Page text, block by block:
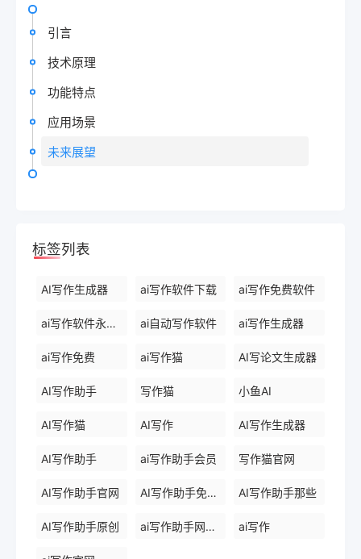
引言
技术原理
功能特点
应用场景
未来展望
标签列表
AI写作生成器 ai写作软件下载 ai写作免费软件
ai写作软件永久免费版 ai自动写作软件 ai写作生成器
ai写作免费 ai写作猫 AI写论文生成器
AI写作助手 写作猫 小鱼AI
AI写作猫 AI写作 AI写作生成器
AI写作助手 ai写作助手会员 写作猫官网
AI写作助手官网 AI写作助手免费版 AI写作助手那些
AI写作助手原创 ai写作助手网页版 ai写作